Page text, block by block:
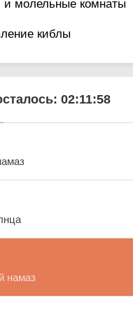
и молельные комнаты
киблы
02:11:57
намаз